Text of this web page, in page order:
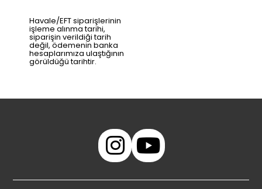
Havale/EFT siparişlerinin
işleme alınma tarihi,
siparişin verildiği tarih
değil, ödemenin banka
hesaplarımıza ulaştığının
görüldüğü tarihtir.